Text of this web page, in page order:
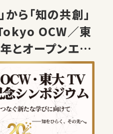
から「知の共創」
OCW／東
とオープンエデ
の未来